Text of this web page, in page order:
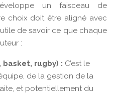
un faisceau de
choix doit être aligné avec
de savoir ce que chaque
:
rugby) : C’est le
de la gestion de la
et potentiellement du